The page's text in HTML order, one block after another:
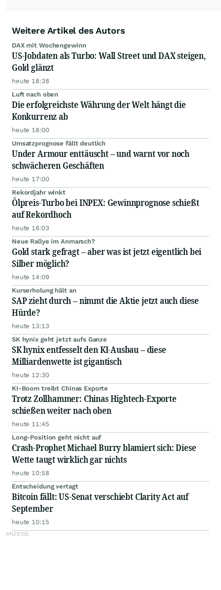
Weitere Artikel des Autors
DAX mit Wochengewinn
US-Jobdaten als Turbo: Wall Street und DAX steigen,
Gold glänzt
heute 18:38
Luft nach oben
Die erfolgreichste Währung der Welt hängt die
Konkurrenz ab
heute 18:00
Umsatzprognose fällt deutlich
Under Armour enttäuscht – und warnt vor noch
schwächeren Geschäften
heute 17:00
Rekordjahr winkt
Ölpreis-Turbo bei INPEX: Gewinnprognose schießt
auf Rekordhoch
heute 16:03
Neue Rallye im Anmarsch?
Gold stark gefragt – aber was ist jetzt eigentlich bei
Silber möglich?
heute 14:09
Kurserholung hält an
SAP zieht durch – nimmt die Aktie jetzt auch diese
Hürde?
heute 13:13
SK hynix geht jetzt aufs Ganze
SK hynix entfesselt den KI-Ausbau – diese
Milliardenwette ist gigantisch
heute 12:30
KI-Boom treibt Chinas Exporte
Trotz Zollhammer: Chinas Hightech-Exporte
schießen weiter nach oben
heute 11:45
Long-Position geht nicht auf
Crash-Prophet Michael Burry blamiert sich: Diese
Wette taugt wirklich gar nichts
heute 10:58
Entscheidung vertagt
Bitcoin fällt: US-Senat verschiebt Clarity Act auf
September
heute 10:15